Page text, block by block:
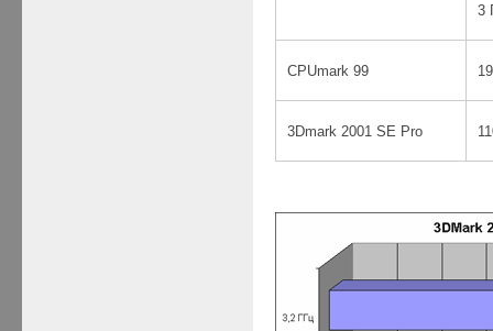
3
CPUmark 99
3Dmark 2001 SE Pro